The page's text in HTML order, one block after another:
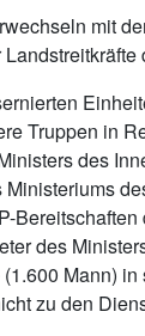
mit
Truppen in
des
des
Mann)
zu den